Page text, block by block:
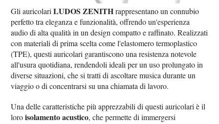
Gli auricolariLUDOS ZENITHrappresentano un connubio
perfetto tra eleganza e funzionalità, offrendo un'esperienza
audio di alta qualità in un design compatto e raffinato. Realizzati
con materiali di prima scelta come l'elastomero termoplastico
(TPE), questi auricolari garantiscono una resistenza notevole
all'usura quotidiana, rendendoli ideali per un uso prolungato in
diverse situazioni, che si tratti di ascoltare musica durante un
viaggio o di concentrarsi su una chiamata di lavoro.
Una delle caratteristiche più apprezzabili di questi auricolari è il
loroisolamento acustico, che permette di immergersi